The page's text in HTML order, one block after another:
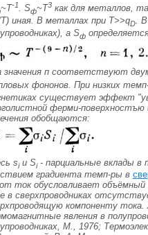
~T-1. Sф~T3 как для металлов,
иная. В металлах при T>>qD. В
а Sф
значения п соответствуют
фононов. При низких
существует эффект
ферми-поверхностъю
обобщаются:
siи Si- парциальные вклады в
градиента темп-ры в
ток обусловливает объёмный
в сверхпроводниках
компоненту тока.
явления в
М., 1976;